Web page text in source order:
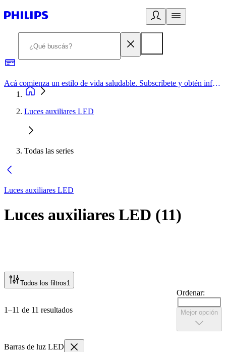
Acá comienza un estilo de vida saludable. Subscríbete y obtén información de primera mano
Luces auxiliares LED
Todas las series
Luces auxiliares LED
Luces auxiliares LED (11)
Todos los filtros1
1–11 de 11 resultados
Ordenar:
Mejor opción
Barras de luz LED